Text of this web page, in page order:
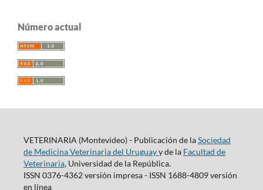
Número actual
VETERINARIA (Montevideo) - Publicación de laSociedad
de Medicina Veterinaria del Uruguayy de la Facultad de
Veterinaria, Universidad de la República.
ISSN 0376-4362 versión impresa - ISSN 1688-4809 versión
en línea